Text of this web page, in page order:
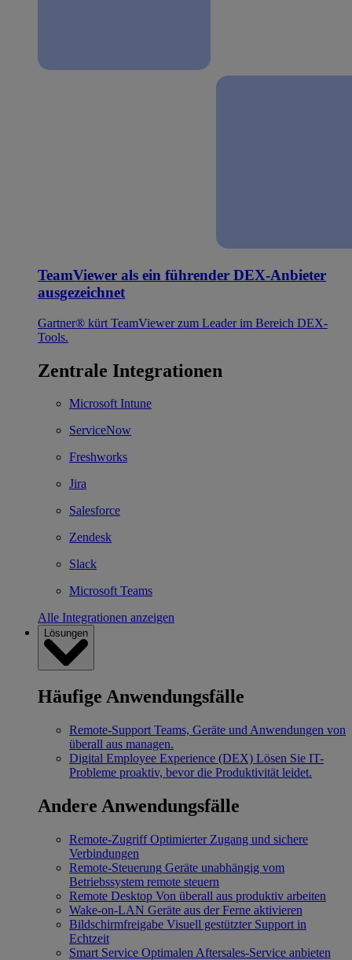
TeamViewer als ein führender DEX-Anbieter
ausgezeichnet
Gartner® kürt TeamViewer zum Leader im Bereich DEX-
Tools.
Zentrale Integrationen
Microsoft Intune
ServiceNow
Freshworks
Jira
Salesforce
Zendesk
Slack
Microsoft Teams
Alle Integrationen anzeigen
Lösungen
Häufige Anwendungsfälle
Remote-Support Teams, Geräte und Anwendungen von
überall aus managen.
Digital Employee Experience (DEX) Lösen Sie IT-
Probleme proaktiv, bevor die Produktivität leidet.
Andere Anwendungsfälle
Remote-Zugriff Optimierter Zugang und sichere
Verbindungen
Remote-Steuerung Geräte unabhängig vom
Betriebssystem remote steuern
Remote Desktop Von überall aus produktiv arbeiten
Wake-on-LAN Geräte aus der Ferne aktivieren
Bildschirmfreigabe Visuell gestützter Support in
Echtzeit
Smart Service Optimalen Aftersales-Service anbieten